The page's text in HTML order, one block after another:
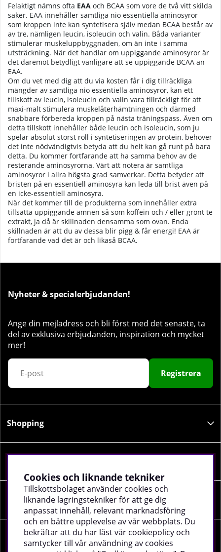
Felaktigt nämns ofta EAA och BCAA som vore de två vitt skilda
saker. EAA innehåller samtliga nio essentiella aminosyror
som kroppen inte kan syntetisera själv medan BCAA består av
av tre, nämligen leucin, isoleucin och valin. Båda varianter
stimulerar muskeluppbyggnaden, om än inte i samma
utsträckning. När det handlar om uppiggande aminosyror är
det däremot betydligt vanligare att se uppiggande BCAA än
EAA.
Om du vet med dig att du via kosten får i dig tillräckliga
mängder av samtliga nio essentiella aminosyror, kan ett
tillskott av leucin, isoleucin och valin vara tillräckligt för att
maxi-malt stimulera muskelåterhämtningen och därmed
snabbare förbereda kroppen på nästa träningspass. Även om
detta tillskott innehåller både leucin och isoleucin, som ju
spelar absolut störst roll i syntetiseringen av protein, behöver
det inte nödvändigtvis betyda att du helt kan gå runt på bara
detta. Du kommer fortfarande att ha samma behov av de
resterande aminosyrorna. Värt att notera är samtliga
aminosyror i allra högsta grad samverkar. Detta betyder att
bristen på en essentiell aminosyra kan leda till brist även på
en icke-essentiell aminosyra.
När det kommer till de produkterna som innehåller extra
tillsatta uppiggande ämnen så som koffein och / eller grönt te
extrakt, ja då är skillnaden densamma som ovan. Enda
skillnaden är att du av dessa blir pigg & får energi! EAA är
fortfarande vad det är och likaså BCAA.
Nyheter & specialerbjudanden!
Ange din mejladress och bli först med det senaste, ta
del av exklusiva erbjudanden, inspiration och mycket
mer!
Registrera
Shopping
Sociala medier
Företagsuppgifter
Cookies och liknande tekniker
Tillskottsbolaget använder cookies och
liknande lagringstekniker för att ge dig
anpassat innehåll, relevant marknadsföring
och en bättre upplevelse av vår webbplats. Du
bekräftar att du har läst vår cookiepolicy och
samtycker till vår användning av cookies